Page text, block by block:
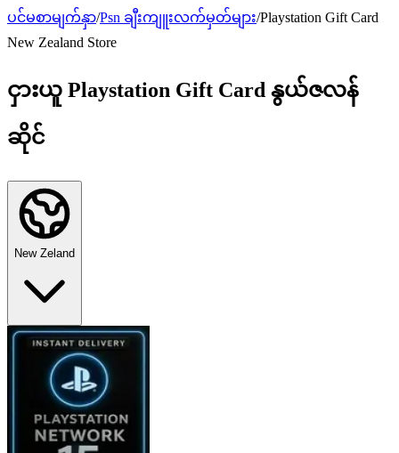
ပင်မစာမျက်နှာ/Psn ချီးကျူးလက်မှတ်များ/Playstation Gift Card
New Zealand Store
ငှားယူ Playstation Gift Card နွယ်ဇလန်
ဆိုင်
New Zeland